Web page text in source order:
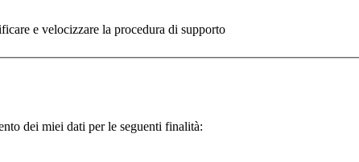
e velocizzare la procedura di supporto
dei miei dati per le seguenti finalità: